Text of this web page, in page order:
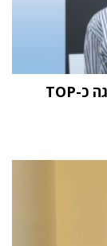
מחקר STKI השנתי: וואן טכנולוגיות דורגה כ-TOP